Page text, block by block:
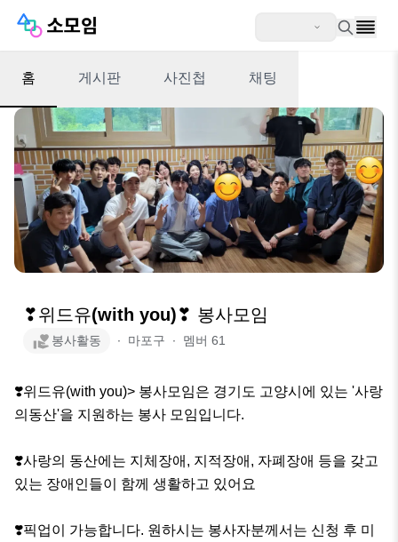
홈 게시판 사진첩 채팅
❣위드유(with you)❣ 봉사모임
봉사활동 ∙ 마포구 ∙ 멤버 61
❣️위드유(with you)> 봉사모임은 경기도 고양시에 있는 '사랑
의동산'을 지원하는 봉사 모임입니다.
❣️사랑의 동산에는 지체장애, 지적장애, 자폐장애 등을 갖고
있는 장애인들이 함께 생활하고 있어요
❣️픽업이 가능합니다. 원하시는 봉사자분께서는 신청 후 미